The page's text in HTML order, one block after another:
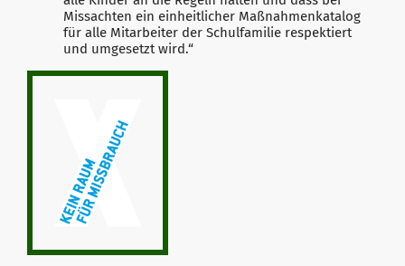
Missachten ein einheitlicher Maßnahmenkatalog
für alle Mitarbeiter der Schulfamilie respektiert
und umgesetzt wird.“